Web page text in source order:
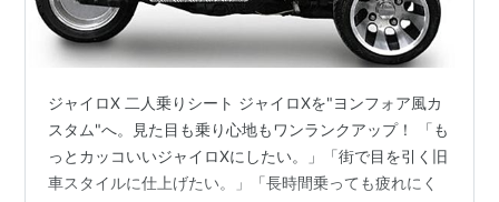
ジャイロX 二人乗りシート ジャイロXを"ヨンフォア風カ
スタム"へ。見た目も乗り心地もワンランクアップ！ 「も
っとカッコいいジャイロXにしたい。」「街で目を引く旧
車スタイルに仕上げたい。」「長時間乗っても疲れにく